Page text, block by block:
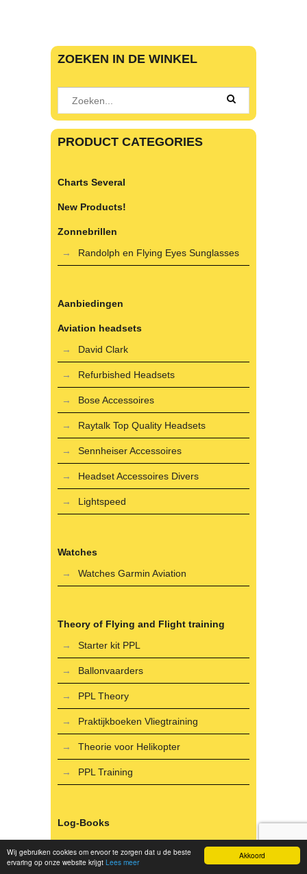
Akkoord
Wij gebruiken cookies om ervoor te zorgen dat u de beste
ervaring op onze website krijgt Lees meer
ZOEKEN IN DE WINKEL
PRODUCT CATEGORIES
Charts Several
New Products!
Zonnebrillen
Randolph en Flying Eyes Sunglasses
Aanbiedingen
Aviation headsets
David Clark
Refurbished Headsets
Bose Accessoires
Raytalk Top Quality Headsets
Sennheiser Accessoires
Headset Accessoires Divers
Lightspeed
Watches
Watches Garmin Aviation
Theory of Flying and Flight training
Starter kit PPL
Ballonvaarders
PPL Theory
Praktijkboeken Vliegtraining
Theorie voor Helikopter
PPL Training
Log-Books